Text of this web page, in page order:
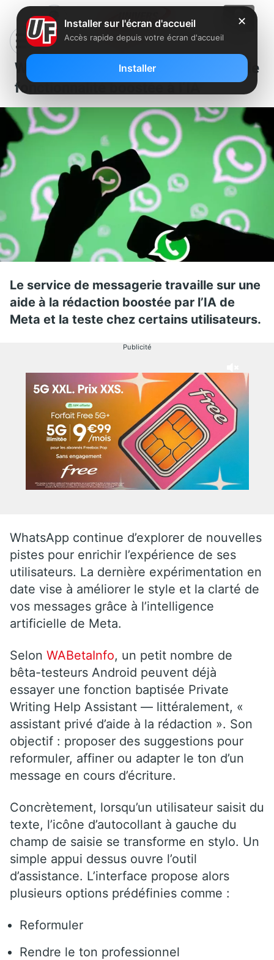
WhatsApp essaie une nouvelle
fonctionnalité boostée à l’IA
Le service de messagerie travaille sur une
aide à la rédaction boostée par l’IA de
Meta et la teste chez certains utilisateurs.
Publicité
WhatsApp continue d’explorer de nouvelles
pistes pour enrichir l’expérience de ses
utilisateurs. La dernière expérimentation en
date vise à améliorer le style et la clarté de
vos messages grâce à l’intelligence
artificielle de Meta.
Selon WABetaInfo, un petit nombre de
bêta-testeurs Android peuvent déjà
essayer une fonction baptisée Private
Writing Help Assistant — littéralement, «
assistant privé d’aide à la rédaction ». Son
objectif : proposer des suggestions pour
reformuler, affiner ou adapter le ton d’un
message en cours d’écriture.
Concrètement, lorsqu’un utilisateur saisit du
texte, l’icône d’autocollant à gauche du
champ de saisie se transforme en stylo. Un
simple appui dessus ouvre l’outil
d’assistance. L’interface propose alors
plusieurs options prédéfinies comme :
Reformuler
Rendre le ton professionnel
✕
Installer sur l'écran d'accueil
Accès rapide depuis votre écran d'accueil
Installer